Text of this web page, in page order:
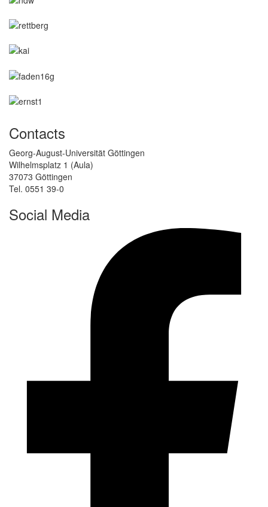
Contacts
Georg-August-Universität Göttingen
Wilhelmsplatz 1 (Aula)
37073 Göttingen
Tel. 0551 39-0
Social Media